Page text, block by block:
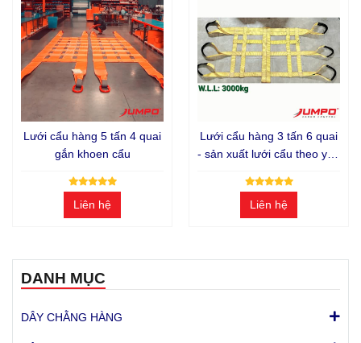
Lưới cẩu hàng 5 tấn 4 quai
gắn khoen cẩu
Liên hệ
Lưới cẩu hàng 3 tấn 6 quai
- sản xuất lưới cẩu theo yêu
Liên hệ
DANH MỤC
DÂY CHẰNG HÀNG